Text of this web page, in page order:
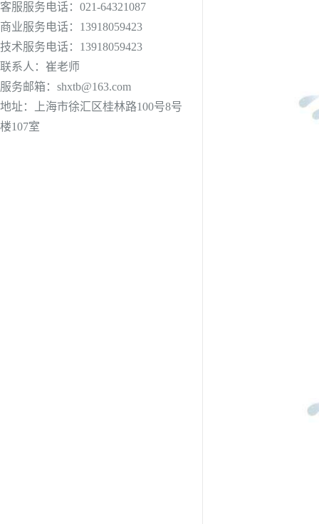
客服服务电话：021-64321087
商业服务电话：13918059423
技术服务电话：13918059423
联系人：崔老师
服务邮箱： shxtb@163.com
地址：上海市徐汇区桂林路100号8号
楼107室